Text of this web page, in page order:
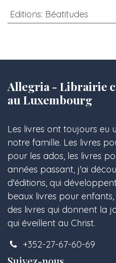
Editions: Béatitudes
Allegria - Librairie
au Luxembourg
Les livres ont toujours eu
notre famille. Les livres
pour les ados, les livres
années passant, j'ai
d'éditions, qui
beaux livres pour
des livres qui donnent la
qui éveillent au Christ.
+352-27-67-60-69